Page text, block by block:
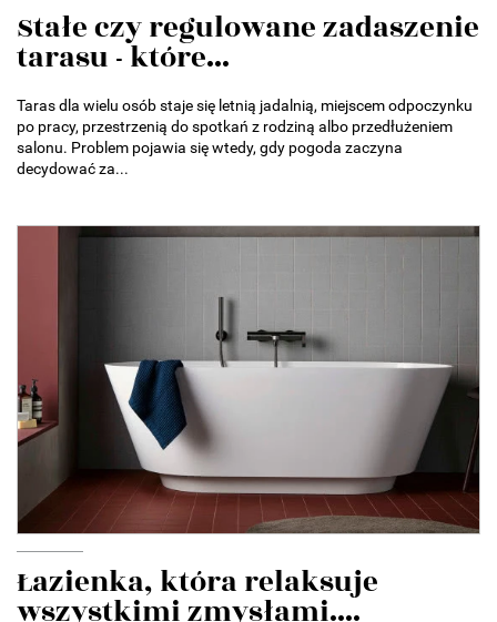
Stałe czy regulowane zadaszenie
tarasu - które...
Taras dla wielu osób staje się letnią jadalnią, miejscem odpoczynku
po pracy, przestrzenią do spotkań z rodziną albo przedłużeniem
salonu. Problem pojawia się wtedy, gdy pogoda zaczyna
decydować za...
Łazienka, która relaksuje
wszystkimi zmysłami....